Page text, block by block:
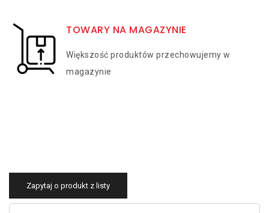
TOWARY NA MAGAZYNIE
Większość produktów przechowujemy w
magazynie
Zapytaj o produkt z listy